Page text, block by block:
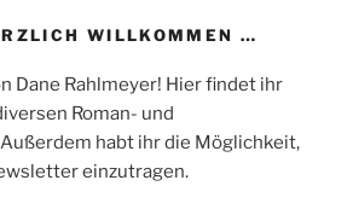
WILLKOMMEN …
Dane Rahlmeyer! Hier findet ihr
Roman- und
habt ihr die Möglichkeit,
einzutragen.